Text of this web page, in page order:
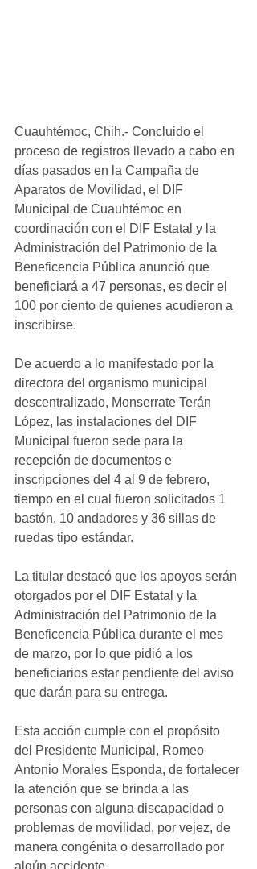
Cuauhtémoc, Chih.- Concluido el
proceso de registros llevado a cabo en
días pasados en la Campaña de
Aparatos de Movilidad, el DIF
Municipal de Cuauhtémoc en
coordinación con el DIF Estatal y la
Administración del Patrimonio de la
Beneficencia Pública anunció que
beneficiará a 47 personas, es decir el
100 por ciento de quienes acudieron a
inscribirse.
De acuerdo a lo manifestado por la
directora del organismo municipal
descentralizado, Monserrate Terán
López, las instalaciones del DIF
Municipal fueron sede para la
recepción de documentos e
inscripciones del 4 al 9 de febrero,
tiempo en el cual fueron solicitados 1
bastón, 10 andadores y 36 sillas de
ruedas tipo estándar.
La titular destacó que los apoyos serán
otorgados por el DIF Estatal y la
Administración del Patrimonio de la
Beneficencia Pública durante el mes
de marzo, por lo que pidió a los
beneficiarios estar pendiente del aviso
que darán para su entrega.
Esta acción cumple con el propósito
del Presidente Municipal, Romeo
Antonio Morales Esponda, de fortalecer
la atención que se brinda a las
personas con alguna discapacidad o
problemas de movilidad, por vejez, de
manera congénita o desarrollado por
algún accidente.